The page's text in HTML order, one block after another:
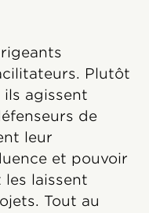
Plutôt
agissent
de
leur
et pouvoir
laissent
Tout au